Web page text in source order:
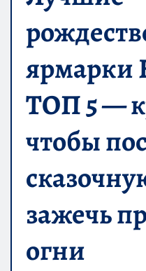
ярмарки
ТОП 5 —
чтобы
зажечь
огни